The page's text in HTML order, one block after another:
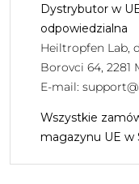
Dystrybutor w
odpowiedzialna
Heiltropfen Lab,
Borovci 64, 2281
E-mail:
Wszystkie
magazynu UE w